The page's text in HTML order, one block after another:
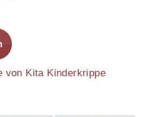
von Kita Kinderkrippe